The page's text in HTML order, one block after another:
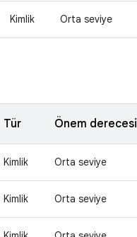
Kimlik Orta seviye
Tür Önem derecesi
Kimlik Orta seviye
Kimlik Orta seviye